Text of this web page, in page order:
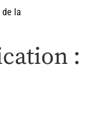
la
: